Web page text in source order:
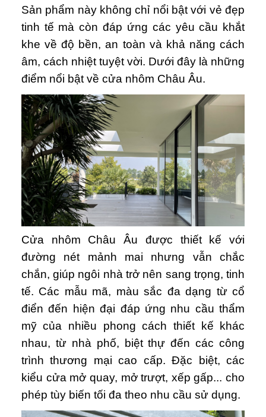
Sản phẩm này không chỉ nổi bật với vẻ đẹp
tinh tế mà còn đáp ứng các yêu cầu khắt
khe về độ bền, an toàn và khả năng cách
âm, cách nhiệt tuyệt vời. Dưới đây là những
điểm nổi bật về cửa nhôm Châu Âu.
Cửa nhôm Châu Âu được thiết kế với
đường nét mảnh mai nhưng vẫn chắc
chắn, giúp ngôi nhà trở nên sang trọng, tinh
tế. Các mẫu mã, màu sắc đa dạng từ cổ
điển đến hiện đại đáp ứng nhu cầu thẩm
mỹ của nhiều phong cách thiết kế khác
nhau, từ nhà phố, biệt thự đến các công
trình thương mại cao cấp. Đặc biệt, các
kiểu cửa mở quay, mở trượt, xếp gấp... cho
phép tùy biến tối đa theo nhu cầu sử dụng.